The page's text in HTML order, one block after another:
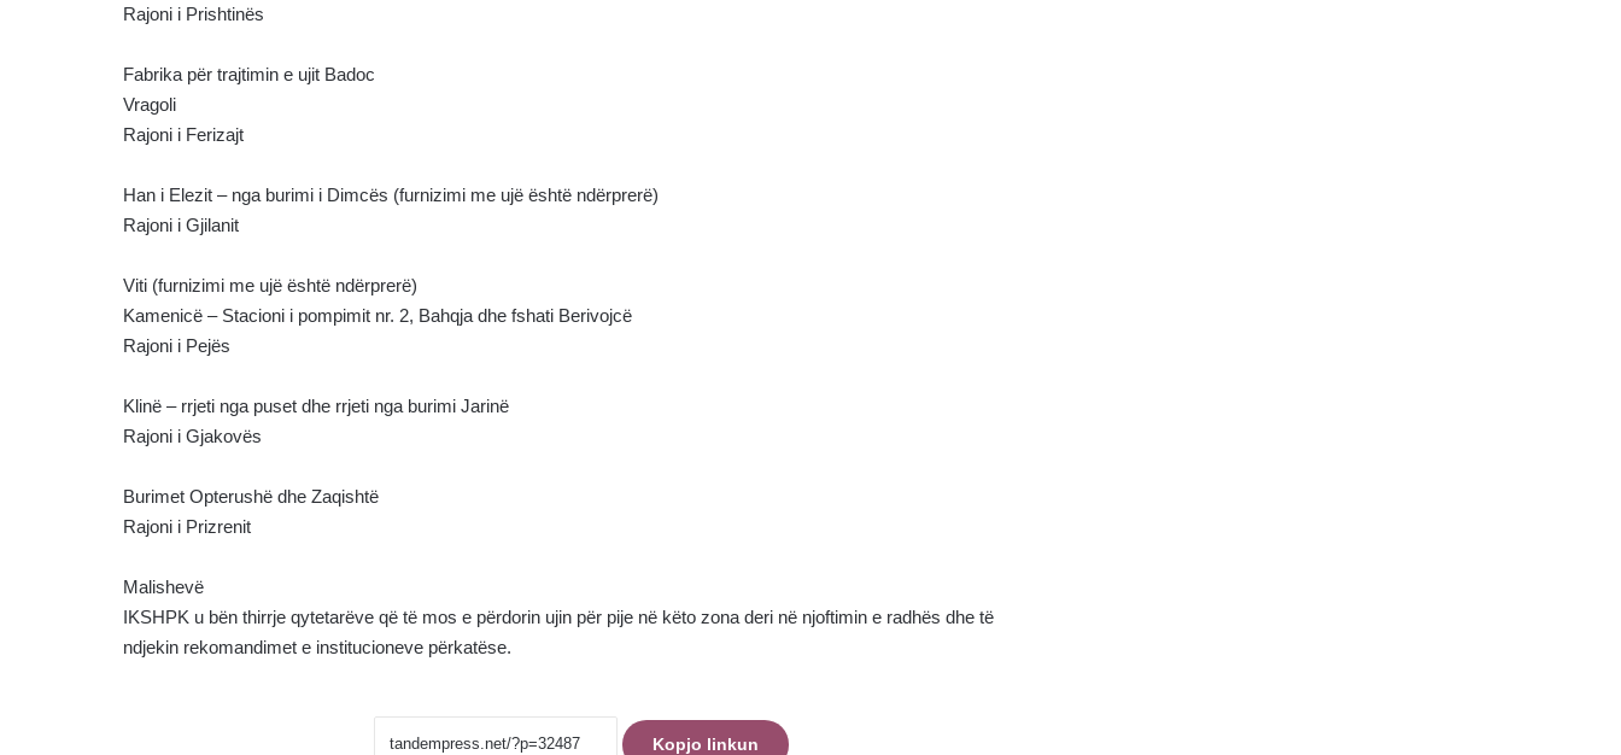
Rajoni i Prishtinës
Fabrika për trajtimin e ujit Badoc
Vragoli
Rajoni i Ferizajt
Han i Elezit – nga burimi i Dimcës (furnizimi me ujë është ndërprerë)
Rajoni i Gjilanit
Viti (furnizimi me ujë është ndërprerë)
Kamenicë – Stacioni i pompimit nr. 2, Bahqja dhe fshati Berivojcë
Rajoni i Pejës
Klinë – rrjeti nga puset dhe rrjeti nga burimi Jarinë
Rajoni i Gjakovës
Burimet Opterushë dhe Zaqishtë
Rajoni i Prizrenit
Malishevë
IKSHPK u bën thirrje qytetarëve që të mos e përdorin ujin për pije në këto zona deri në njoftimin e radhës dhe të
ndjekin rekomandimet e institucioneve përkatëse.
Kopjo linkun